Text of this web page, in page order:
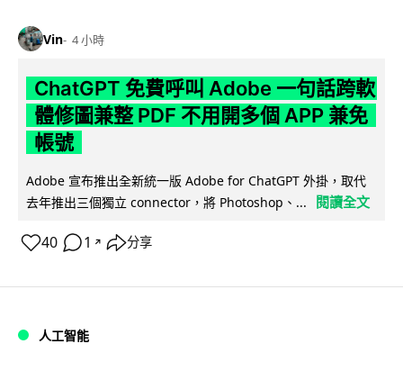
Vin 4 小時
ChatGPT 免費呼叫 Adobe 一句話跨軟
體修圖兼整 PDF 不用開多個 APP 兼免
帳號
Adobe 宣布推出全新統一版 Adobe for ChatGPT 外掛，取代
去年推出三個獨立 connector，將 Photoshop、...
閱讀全文
40 1 ↗ 分享
人工智能